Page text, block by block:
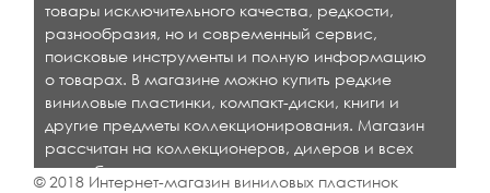
товары исключительного качества, редкости,
разнообразия, но и современный сервис,
поисковые инструменты и полную информацию
о товарах. В магазине можно купить редкие
виниловые пластинки, компакт-диски, книги и
другие предметы коллекционирования. Магазин
рассчитан на коллекционеров, дилеров и всех
кто любит качественную музыку.
© 2018 Интернет-магазин виниловых пластинок